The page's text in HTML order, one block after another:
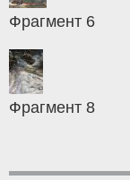
Фрагмент 6
Фрагмент 8